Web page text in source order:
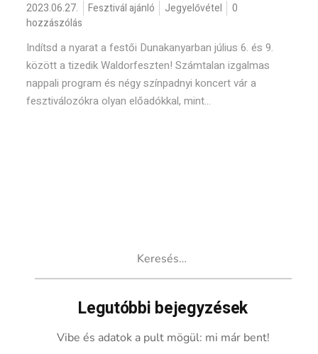
2023.06.27. Fesztivál ajánló Jegyelővétel
0
hozzászólás
Indítsd a nyarat a festői Dunakanyarban július 6. és 9.
között a tizedik Waldorfeszten! Számtalan izgalmas
nappali program és négy színpadnyi koncert vár a
fesztiválozókra olyan előadókkal, mint...
Legutóbbi bejegyzések
Vibe és adatok a pult mögül: mi már bent!